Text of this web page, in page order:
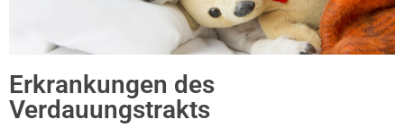
Erkrankungen des
Verdauungstrakts